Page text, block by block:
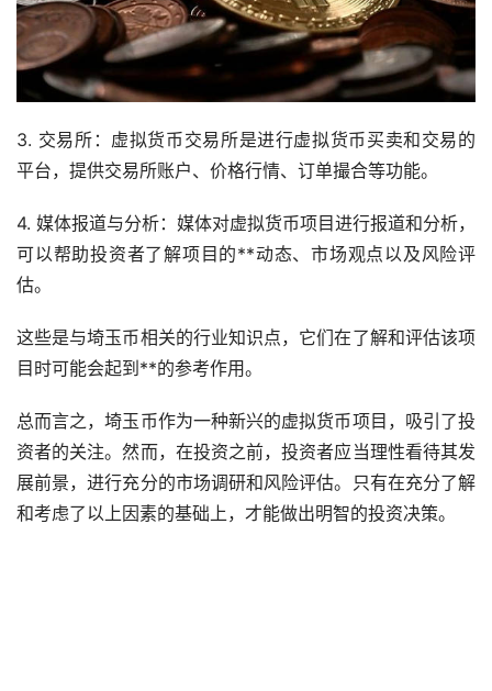
3. 交易所：虚拟货币交易所是进行虚拟货币买卖和交易的
平台，提供交易所账户、价格行情、订单撮合等功能。
4. 媒体报道与分析：媒体对虚拟货币项目进行报道和分析，
可以帮助投资者了解项目的**动态、市场观点以及风险评
估。
这些是与埼玉币相关的行业知识点，它们在了解和评估该项
目时可能会起到**的参考作用。
总而言之，埼玉币作为一种新兴的虚拟货币项目，吸引了投
资者的关注。然而，在投资之前，投资者应当理性看待其发
展前景，进行充分的市场调研和风险评估。只有在充分了解
和考虑了以上因素的基础上，才能做出明智的投资决策。